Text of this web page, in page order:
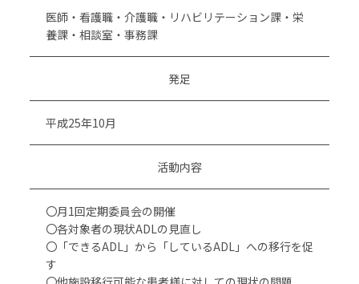
医師・看護職・介護職・リハビリテーション課・栄
養課・相談室・事務課
発足
平成25年10月
活動内容
〇月1回定期委員会の開催
〇各対象者の現状ADLの見直し
〇「できるADL」から「しているADL」への移行を促
す